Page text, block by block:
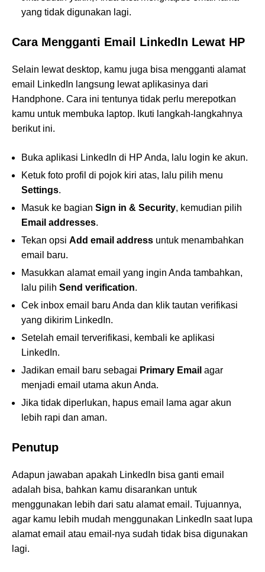
yang tidak digunakan lagi.
Cara Mengganti Email LinkedIn Lewat HP
Selain lewat desktop, kamu juga bisa mengganti alamat
email LinkedIn langsung lewat aplikasinya dari
Handphone. Cara ini tentunya tidak perlu merepotkan
kamu untuk membuka laptop. Ikuti langkah-langkahnya
berikut ini.
Buka aplikasi LinkedIn di HP Anda, lalu login ke akun.
Ketuk foto profil di pojok kiri atas, lalu pilih menu
Settings.
Masuk ke bagian Sign in & Security, kemudian pilih
Email addresses.
Tekan opsi Add email address untuk menambahkan
email baru.
Masukkan alamat email yang ingin Anda tambahkan,
lalu pilih Send verification.
Cek inbox email baru Anda dan klik tautan verifikasi
yang dikirim LinkedIn.
Setelah email terverifikasi, kembali ke aplikasi
LinkedIn.
Jadikan email baru sebagai Primary Email agar
menjadi email utama akun Anda.
Jika tidak diperlukan, hapus email lama agar akun
lebih rapi dan aman.
Penutup
Adapun jawaban apakah LinkedIn bisa ganti email
adalah bisa, bahkan kamu disarankan untuk
menggunakan lebih dari satu alamat email. Tujuannya,
agar kamu lebih mudah menggunakan LinkedIn saat lupa
alamat email atau email-nya sudah tidak bisa digunakan
lagi.